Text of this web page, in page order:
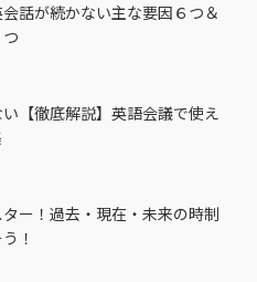
話が続かない主な要因６つ＆
【徹底解説】英語会議で使え
ー！過去・現在・未来の時制
！